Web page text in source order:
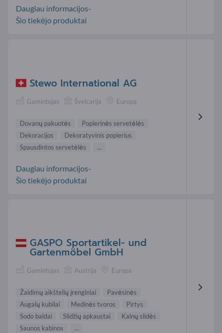
Daugiau informacijos-
Šio tiekėjo produktai
Stewo International AG
Gamintojas Šveicarija Europa
Dovanų pakuotės
Popierinės servetėlės
Dekoracijos
Dekoratyvinis popierius
Spausdintos servetėlės
...
Daugiau informacijos-
Šio tiekėjo produktai
GASPO Sportartikel- und
Gartenmöbel GmbH
Gamintojas Austrija Europa
Žaidimų aikštelių įrenginiai
Pavėsinės
Augalų kubilai
Medinės tvoros
Pirtys
Sodo baldai
Slidžių apkaustai
Kalnų slidės
Saunos kabinos
...